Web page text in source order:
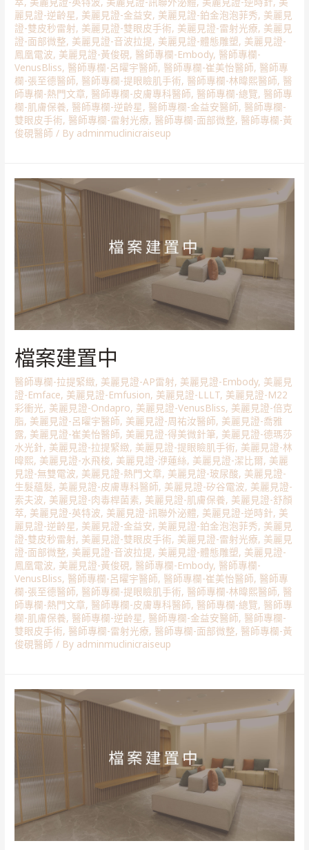
麗見證-逆齡星, 美麗見證-金益安, 美麗見證-鉑金泡泡菲秀, 美麗見
證-雙皮秒雷射, 美麗見證-雙眼皮手術, 美麗見證-雷射光療, 美麗見
證-面部微整, 美麗見證-音波拉提, 美麗見證-體態雕塑, 美麗見證-
鳳凰電波, 美麗見證-黃俊硯, 醫師專欄-Embody, 醫師專欄-
VenusBliss, 醫師專欄-呂曜宇醫師, 醫師專欄-崔美怡醫師, 醫師專
欄-張至德醫師, 醫師專欄-提眼瞼肌手術, 醫師專欄-林暐熙醫師, 醫
師專欄-熱門文章, 醫師專欄-皮膚專科醫師, 醫師專欄-總覽, 醫師專
欄-肌膚保養, 醫師專欄-逆齡星, 醫師專欄-金益安醫師, 醫師專欄-
雙眼皮手術, 醫師專欄-雷射光療, 醫師專欄-面部微整, 醫師專欄-黃
俊硯醫師 / By adminmuclinicraiseup
檔案建置中
醫師專欄-拉提緊緻, 美麗見證-AP雷射, 美麗見證-Embody, 美麗見
證-Emface, 美麗見證-Emfusion, 美麗見證-LLLT, 美麗見證-M22
彩衝光, 美麗見證-Ondapro, 美麗見證-VenusBliss, 美麗見證-倍克
脂, 美麗見證-呂曜宇醫師, 美麗見證-周祐汝醫師, 美麗見證-喬雅
露, 美麗見證-崔美怡醫師, 美麗見證-得美微針筆, 美麗見證-德瑪莎
水光針, 美麗見證-拉提緊緻, 美麗見證-提眼瞼肌手術, 美麗見證-林
暐熙, 美麗見證-水飛梭, 美麗見證-洢蓮絲, 美麗見證-潔比爾, 美麗
見證-無雙電波, 美麗見證-熱門文章, 美麗見證-玻尿酸, 美麗見證-
生髮蘊髮, 美麗見證-皮膚專科醫師, 美麗見證-矽谷電波, 美麗見證-
索夫波, 美麗見證-肉毒桿菌素, 美麗見證-肌膚保養, 美麗見證-舒顏
萃, 美麗見證-英特波, 美麗見證-訊聯外泌體, 美麗見證-逆時針, 美
麗見證-逆齡星, 美麗見證-金益安, 美麗見證-鉑金泡泡菲秀, 美麗見
證-雙皮秒雷射, 美麗見證-雙眼皮手術, 美麗見證-雷射光療, 美麗見
證-面部微整, 美麗見證-音波拉提, 美麗見證-體態雕塑, 美麗見證-
鳳凰電波, 美麗見證-黃俊硯, 醫師專欄-Embody, 醫師專欄-
VenusBliss, 醫師專欄-呂曜宇醫師, 醫師專欄-崔美怡醫師, 醫師專
欄-張至德醫師, 醫師專欄-提眼瞼肌手術, 醫師專欄-林暐熙醫師, 醫
師專欄-熱門文章, 醫師專欄-皮膚專科醫師, 醫師專欄-總覽, 醫師專
欄-肌膚保養, 醫師專欄-逆齡星, 醫師專欄-金益安醫師, 醫師專欄-
雙眼皮手術, 醫師專欄-雷射光療, 醫師專欄-面部微整, 醫師專欄-黃
俊硯醫師 / By adminmuclinicraiseup